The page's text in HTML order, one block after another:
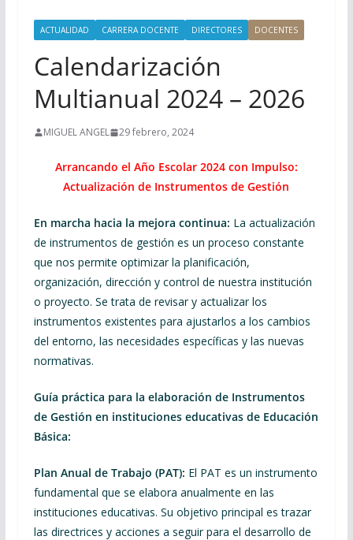
ACTUALIDAD CARRERA DOCENTE DIRECTORES DOCENTES
Calendarización
Multianual 2024 – 2026
MIGUEL ANGEL 29 febrero, 2024
Arrancando el Año Escolar 2024 con Impulso:
Actualización de Instrumentos de Gestión
En marcha hacia la mejora continua: La actualización
de instrumentos de gestión es un proceso constante
que nos permite optimizar la planificación,
organización, dirección y control de nuestra institución
o proyecto. Se trata de revisar y actualizar los
instrumentos existentes para ajustarlos a los cambios
del entorno, las necesidades específicas y las nuevas
normativas.
Guía práctica para la elaboración de Instrumentos
de Gestión en instituciones educativas de Educación
Básica:
Plan Anual de Trabajo (PAT): El PAT es un instrumento
fundamental que se elabora anualmente en las
instituciones educativas. Su objetivo principal es trazar
las directrices y acciones a seguir para el desarrollo de